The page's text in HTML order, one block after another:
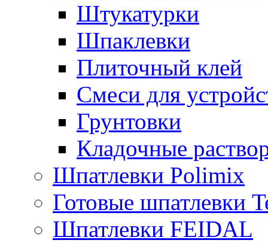
Штукатурки
Шпаклевки
Плиточный клей
Смеси для
Грунтовки
Кладочные
Шпатлевки Polimix
Готовые шпатлевки
Шпатлевки FEIDAL